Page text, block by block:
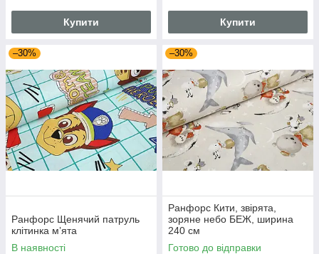
Купити Купити
–30%
Ранфорс Щенячий патруль
клітинка мʼята
В наявності
–30%
Ранфорс Кити, звірята,
зоряне небо БЕЖ, ширина
240 см
Готово до відправки